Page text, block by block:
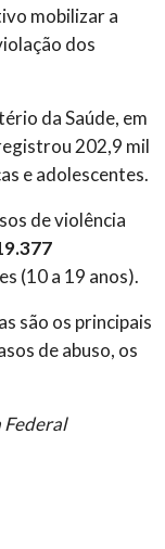
mobilizar a
dos
da Saúde, em
202,9 mil
e adolescentes.
de violência
(10 a 19 anos).
são os principais
de abuso, os
Federal